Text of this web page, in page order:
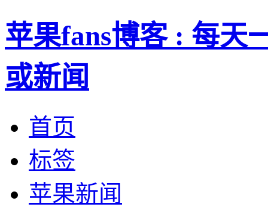
苹果fans博客 : 每天
或新闻
首页
标签
苹果新闻